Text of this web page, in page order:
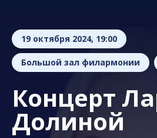
19 октября 2024, 19:00
Большой зал филармонии
Концерт
Долиной